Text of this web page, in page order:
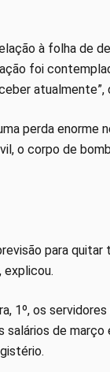
à folha de
foi
atualmente”,
perda
o corpo de
para
explicou.
1º, os
salários de